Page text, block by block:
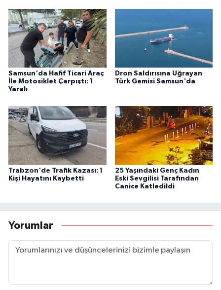
Samsun'da Hafif Ticari Araç
İle Motosiklet Çarpıştı: 1
Yaralı
Dron Saldırısına Uğrayan
Türk Gemisi Samsun'da
Trabzon'de Trafik Kazası: 1
Kişi Hayatını Kaybetti
25 Yaşındaki Genç Kadın
Eski Sevgilisi Tarafından
Canice Katledildi
Yorumlar